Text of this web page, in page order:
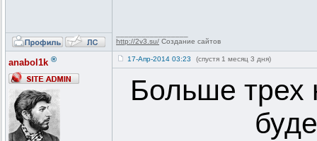
http://2v3.su/ Создание сайтов
anabol1k ® 17-Апр-2014 03:23 (спустя 1 месяц 3 дня)
Больше трех